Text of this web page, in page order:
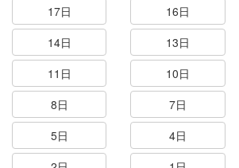
17日
16日
14日
13日
11日
10日
8日
7日
5日
4日